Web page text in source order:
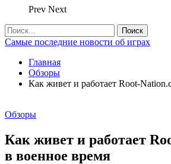
Prev Next
Самые последние новости об играх
Главная
Обзоры
Как живет и работает Root-
Обзоры
Как живет и работает
в военное время